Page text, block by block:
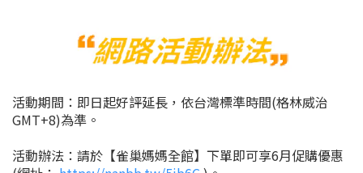
活動期間：即日起好評延長，依台灣標準時間(格林威治
GMT+8)為準 。
活動辦法：請於【雀巢媽媽全館】下單即可享6月促購優惠